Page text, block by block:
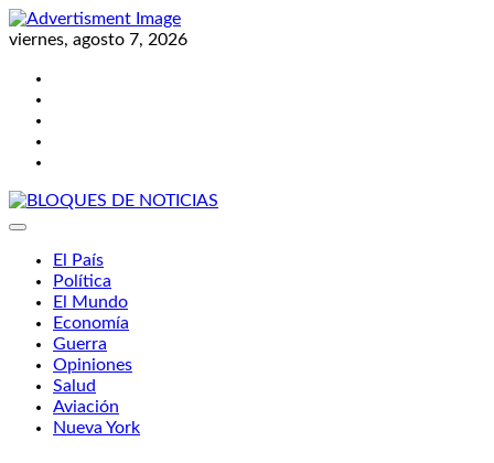
Skip
to
viernes, agosto 7, 2026
El País
Política
El Mundo
Economía
Guerra
Opiniones
Salud
Aviación
Nueva York